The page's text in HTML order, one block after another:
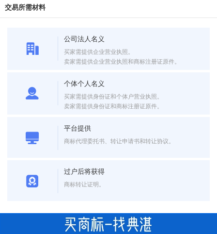
交易所需材料
公司法人名义
买家需提供企业营业执照。
卖家需提供企业营业执照和商标注册证原件。
个体个人名义
买家需提供身份证和个体户营业执照。
卖家需提供身份证和商标注册证原件。
平台提供
商标代理委托书、转让申请书和转让协议。
过户后将获得
商标转让证明。